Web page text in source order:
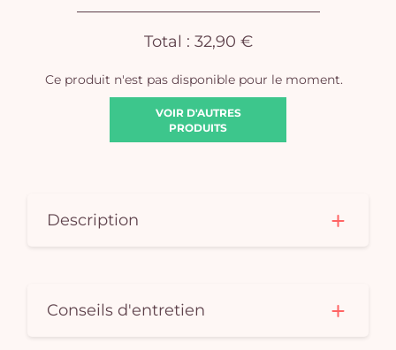
Ce produit n'est pas disponible pour le moment.
VOIR D'AUTRES
PRODUITS
Total : 32,90 €
Description
Conseils d'entretien